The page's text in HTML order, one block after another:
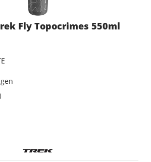
Fly Topocrimes 550ml